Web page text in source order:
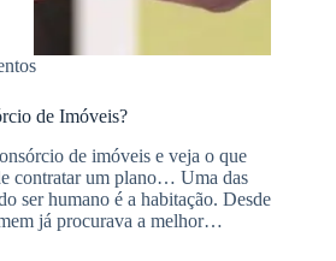
de Imóveis?
de imóveis e veja o que
contratar um plano… Uma das
ser humano é a habitação. Desde
já procurava a melhor…